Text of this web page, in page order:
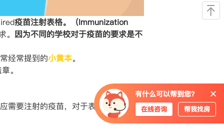
疫苗注射表格。（Immunization
因为不同的学校对于疫苗的要求是不
经常提到的小黄本。
。
需要注射的疫苗，对于表格中需要医生
有什么可以帮到您？
在线咨询 帮我找房